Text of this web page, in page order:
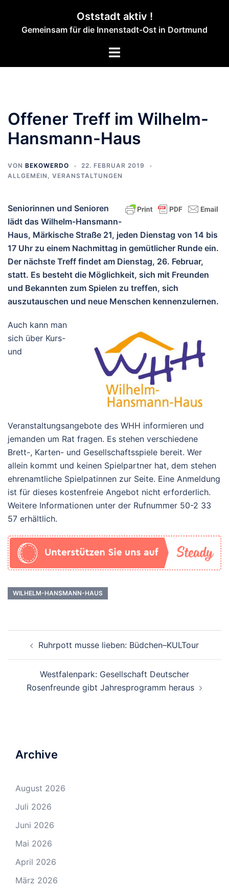
springen
Oststadt aktiv !
Gemeinsam für die Innenstadt-Ost in Dortmund
Menü
Offener Treff im Wilhelm-
Hansmann-Haus
VON BEKOWERDO
22. FEBRUAR 2019
ALLGEMEIN , VERANSTALTUNGEN
Seniorinnen und Senioren
lädt das Wilhelm-Hansmann-
Haus, Märkische Straße 21, jeden Dienstag von 14 bis
17 Uhr zu einem Nachmittag in gemütlicher Runde ein.
Der nächste Treff findet am Dienstag, 26. Februar,
statt. Es besteht die Möglichkeit, sich mit Freunden
und Bekannten zum Spielen zu treffen, sich
auszutauschen und neue Menschen kennenzulernen.
Auch kann man
sich über Kurs-
und
Veranstaltungsangebote des WHH informieren und
jemanden um Rat fragen. Es stehen verschiedene
Brett-, Karten- und Gesellschaftsspiele bereit. Wer
allein kommt und keinen Spielpartner hat, dem stehen
ehrenamtliche Spielpatinnen zur Seite. Eine Anmeldung
ist für dieses kostenfreie Angebot nicht erforderlich.
Weitere Informationen unter der Rufnummer 50-2 33
57 erhältlich.
WILHELM-HANSMANN-HAUS
Navigation
Ruhrpott musse lieben: Büdchen–KULTour
Westfalenpark: Gesellschaft Deutscher
Rosenfreunde gibt Jahresprogramm heraus
Archive
August 2026
Juli 2026
Juni 2026
Mai 2026
April 2026
März 2026